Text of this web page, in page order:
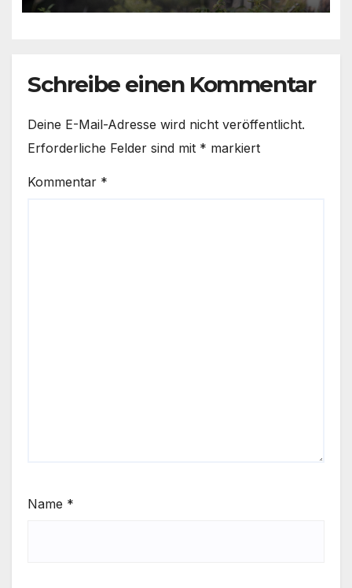
Schreibe einen Kommentar
Deine E-Mail-Adresse wird nicht veröffentlicht.
Erforderliche Felder sind mit * markiert
Kommentar *
Name *